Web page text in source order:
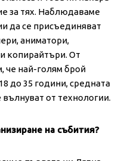
за тях. Наблюдаваме
да се присъединяват
аниматори,
копирайтъри. От
че най-голям брой
до 35 години, средната
вълнуват от технологии.
на събития?